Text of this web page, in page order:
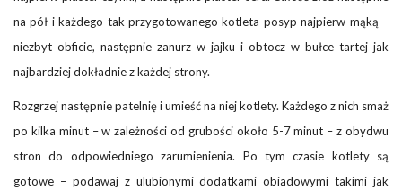
na pół i każdego tak przygotowanego kotleta posyp najpierw mąką –
niezbyt obficie, następnie zanurz w jajku i obtocz w bułce tartej jak
najbardziej dokładnie z każdej strony.
Rozgrzej następnie patelnię i umieść na niej kotlety. Każdego z nich smaż
po kilka minut – w zależności od grubości około 5-7 minut – z obydwu
stron do odpowiedniego zarumienienia. Po tym czasie kotlety są
gotowe – podawaj z ulubionymi dodatkami obiadowymi takimi jak